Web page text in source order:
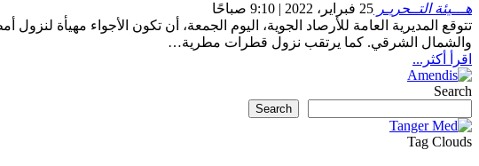
هـــيئة التــحريـر 25 فبراير، 2022 | 9:10 صباحًا
تتوقع المديرية العامة للأرصاد الجوية، اليوم الجمعة، أن تكون الأجواء مهيأة
والشمال الشرقي. كما يرتقب نزول قطرات مطرية…
اقرأ أكثر...
Search
Search
Tag Clouds